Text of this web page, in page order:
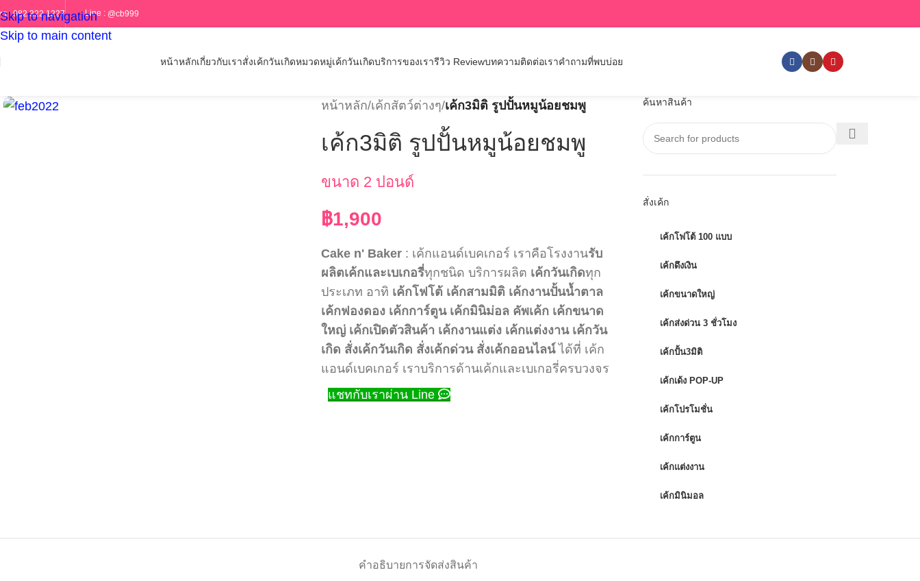
Skip to navigation
Skip to main content
ร : 082 322 1227 Line : @cb999
หน้าหลักเกี่ยวกับเราสั่งเค้กวันเกิดหมวดหมู่เค้กวันเกิดบริการของเรารีวิว Reviewบทความติดต่อเราคำถามที่พบบ่อย
หน้าหลัก/เค้กสัตว์ต่างๆ/เค้ก3มิติ รูปปั้นหมูน้อยชมพู
เค้ก3มิติ รูปปั้นหมูน้อยชมพู
ขนาด 2 ปอนด์
฿1,900
Cake n' Baker : เค้กแอนด์เบคเกอร์ เราคือโรงงานรับ
ผลิตเค้กและเบเกอรี่ทุกชนิด บริการผลิต เค้กวันเกิดทุก
ประเภท อาทิ เค้กโฟโต้ เค้กสามมิติ เค้กงานปั้นน้ำตาล
เค้กฟองดอง เค้กการ์ตูน เค้กมินิม่อล คัพเค้ก เค้กขนาด
ใหญ่ เค้กเปิดตัวสินค้า เค้กงานแต่ง เค้กแต่งงาน เค้กวัน
เกิด สั่งเค้กวันเกิด สั่งเค้กด่วน สั่งเค้กออนไลน์ได้ที่ เค้ก
แอนด์เบคเกอร์ เราบริการด้านเค้กและเบเกอรี่ครบวงจร
แชทกับเราผ่าน Line
ค้นหาสินค้า
สั่งเค้ก
เค้กโฟโต้ 100 แบบ
เค้กดึงเงิน
เค้กขนาดใหญ่
เค้กส่งด่วน 3 ชั่วโมง
เค้กปั้น3มิติ
เค้กเด้ง POP-UP
เค้กโปรโมชั่น
เค้กการ์ตูน
เค้กแต่งงาน
เค้กมินิมอล
คำอธิบายการจัดส่งสินค้า